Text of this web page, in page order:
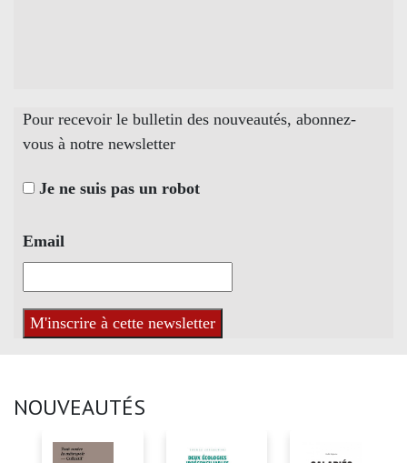
Pour recevoir le bulletin des nouveautés, abonnez-
vous à notre newsletter
Je ne suis pas un robot
Email
NOUVEAUTÉS